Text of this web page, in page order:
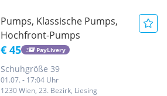
Pumps, Klassische Pumps,
Hochfront-Pumps
€ 45 PayLivery
Schuhgröße 39
01.07. - 17:04 Uhr
1230 Wien, 23. Bezirk, Liesing